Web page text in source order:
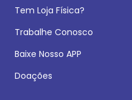
Tem Loja Física?
Trabalhe Conosco
Baixe Nosso APP
Doações